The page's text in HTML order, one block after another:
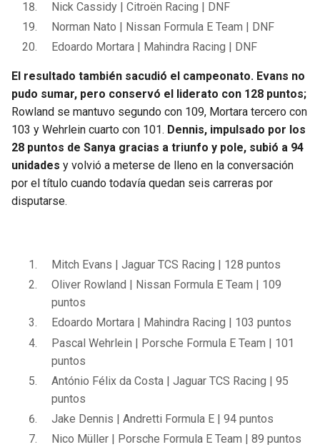
Nick Cassidy | Citroën Racing | DNF
Norman Nato | Nissan Formula E Team | DNF
Edoardo Mortara | Mahindra Racing | DNF
El resultado también sacudió el campeonato. Evans no
pudo sumar, pero conservó el liderato con 128 puntos;
Rowland se mantuvo segundo con 109, Mortara tercero con
103 y Wehrlein cuarto con 101. Dennis, impulsado por los
28 puntos de Sanya gracias a triunfo y pole, subió a 94
unidades y volvió a meterse de lleno en la conversación
por el título cuando todavía quedan seis carreras por
disputarse.
Mitch Evans | Jaguar TCS Racing | 128 puntos
Oliver Rowland | Nissan Formula E Team | 109
puntos
Edoardo Mortara | Mahindra Racing | 103 puntos
Pascal Wehrlein | Porsche Formula E Team | 101
puntos
António Félix da Costa | Jaguar TCS Racing | 95
puntos
Jake Dennis | Andretti Formula E | 94 puntos
Nico Müller | Porsche Formula E Team | 89 puntos